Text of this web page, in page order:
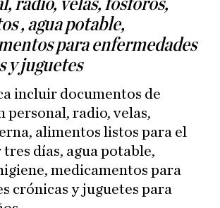
radio, velas, fósforos,
, agua potable,
para enfermedades
y juguetes
incluir documentos de
personal, radio, velas,
alimentos listos para el
días, agua potable,
medicamentos para
crónicas y juguetes para